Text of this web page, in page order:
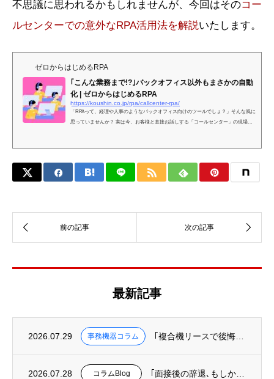
不思議に思われるかもしれませんが、今回はそのコー
ルセンターでの意外なRPA活用法を解説いたします。
ゼロからはじめるRPA
｢こんな業務まで!?｣バックオフィス以外もまさかの自動
化 | ゼロからはじめるRPA
https://koushin.co.jp/rpa/callcenter-rpa/
「RPAって、経理や人事のようなバックオフィス向けのツールでしょ？」そんな風に
思っていませんか？ 実は今、お客様と直接お話しする「コールセンター」の現場
最新記事
2026.07.29 事務機器コラム
2026.07.28 コラムBlog